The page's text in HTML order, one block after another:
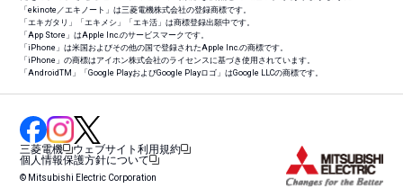
「ekinote／エキノート」は三菱電機株式会社の登録商標です。
「エキガタリ」「エキメシ」「エキ活」は商標登録出願中です。
「App Store」はApple Inc.のサービスマークです。
「iPhone」は米国およびその他の国で登録されたApple Inc.の商標です。
「iPhone」の商標はアイホン株式会社のライセンスに基づき使用されています。
「AndroidTM 」「Google PlayおよびGoogle Playロゴ」はGoogle LLCの商標です。
三菱電機
ウェブサイト利用規約
個人情報保護方針について
© Mitsubishi Electric Corporation